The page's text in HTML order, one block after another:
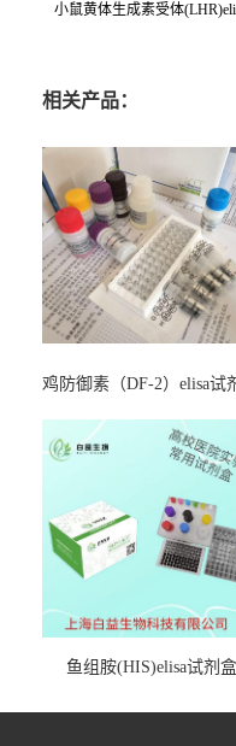
小鼠黄体生成素受体
相关产品：
鸡防御素（DF-2）elisa试
鱼组胺(HIS)elisa试剂盒